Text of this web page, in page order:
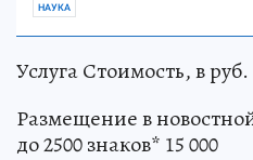
НАУКА
Услуга Стоимость, в руб.
Размещение в
до 2500 знаков* 15 000